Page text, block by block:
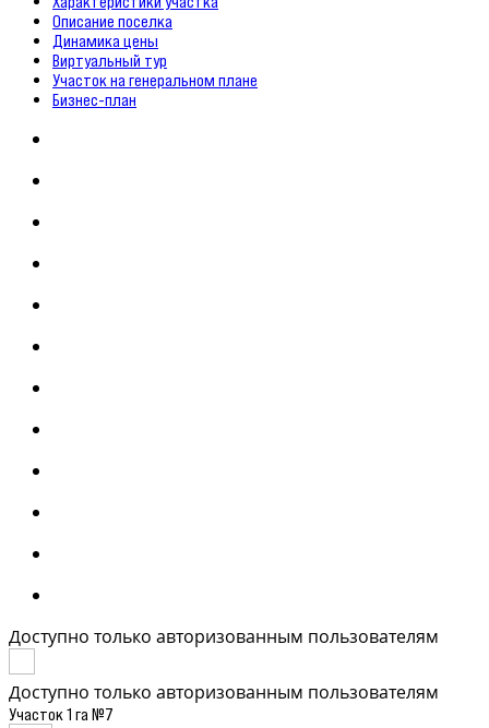
Описание поселка
Динамика цены
Виртуальный тур
Участок на генеральном плане
Бизнес-план
Доступно только авторизованным пользователям
Доступно только авторизованным пользователям
Участок 1 га №7